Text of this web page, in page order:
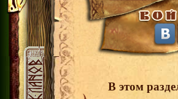
В этом